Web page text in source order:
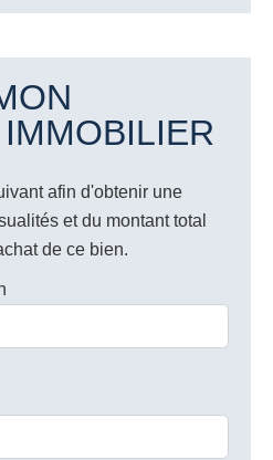
afin d'obtenir une
et du montant total
de ce bien.